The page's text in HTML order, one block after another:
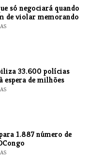
só negociará quando
de violar memorando
33.600 polícias
espera de milhões
1.887 número de